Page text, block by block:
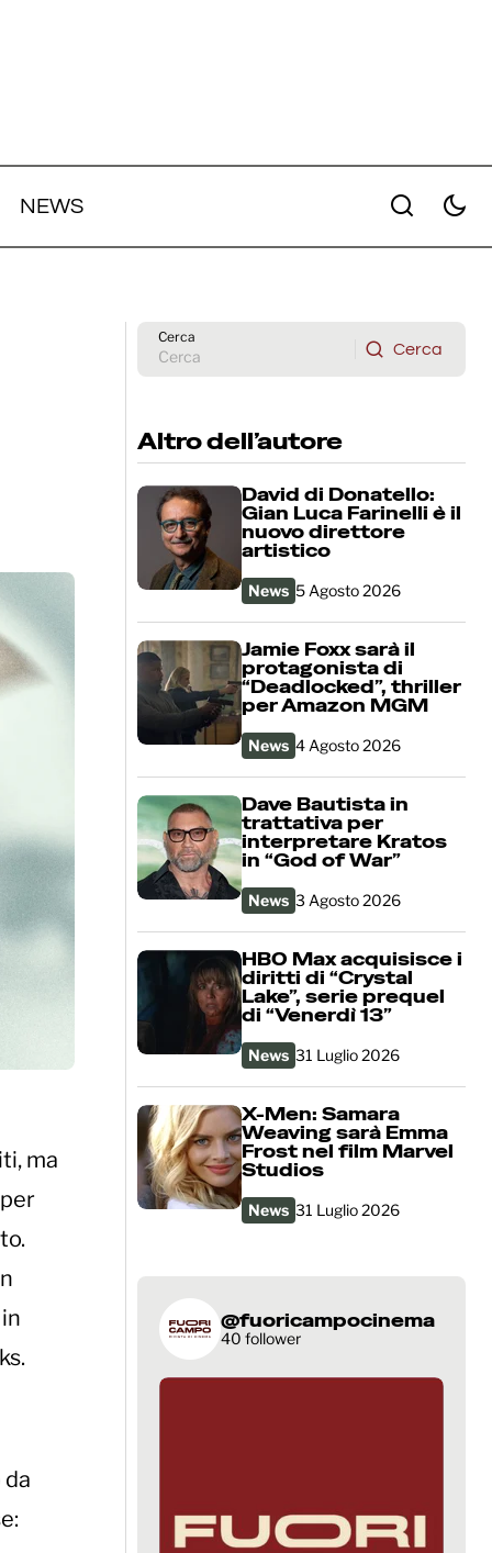
NEWS
e i
ma
Cerca
Cerca
Altro dell’autore
David di Donatello:
Gian Luca Farinelli è il
nuovo direttore
artistico
News 5 Agosto 2026
Jamie Foxx sarà il
protagonista di
“Deadlocked”, thriller
per Amazon MGM
News 4 Agosto 2026
Dave Bautista in
trattativa per
interpretare Kratos
in “God of War”
News 3 Agosto 2026
HBO Max acquisisce i
diritti di “Crystal
Lake”, serie prequel
di “Venerdì 13”
News 31 Luglio 2026
X-Men: Samara
Weaving sarà Emma
Frost nel film Marvel
Studios
News 31 Luglio 2026
@fuoricampocinema
40 follower